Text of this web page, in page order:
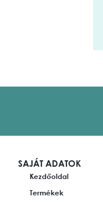
SAJÁT ADATOK
Kezdőoldal
Termékek